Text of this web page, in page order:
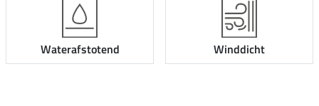
Waterafstotend Winddicht